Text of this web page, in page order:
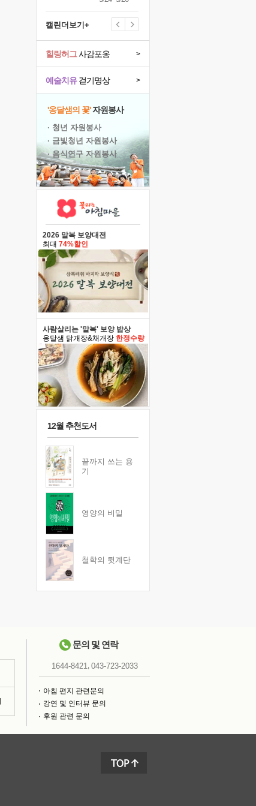
캘린더보기+
예술치유걷기명상 >
힐링허그사감포옹 >
'옹달샘의 꽃'자원봉사
· 청년 자원봉사
· 금빛청년 자원봉사
· 음식연구 자원봉사
2026 말복 보양대전
최대 74%할인
사람살리는 '말복' 보양 밥상
옹달샘 닭개장&채개장 한정수량
12월 추천도서
끝까지 쓰는 용
기
영양의 비밀
철학의 뒷계단
문의 및 연락
1644-8421, 043-723-2033
아침 편지 관련문의
강연 및 인터뷰 문의
후원 관련 문의